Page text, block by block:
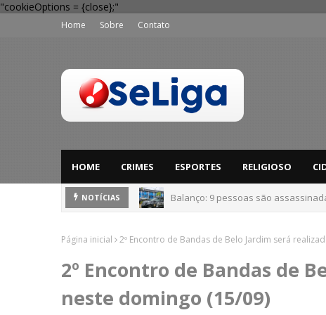
"cookieOptions = {close};"
Home Sobre Contato
HOME CRIMES ESPORTES RELIGIOSO
NOTÍCIAS 'Perigo potencial': 58 municípios do
Página inicial 2º Encontro de Bandas de Belo Jardim será
2º Encontro de Bandas de
neste domingo (15/09)